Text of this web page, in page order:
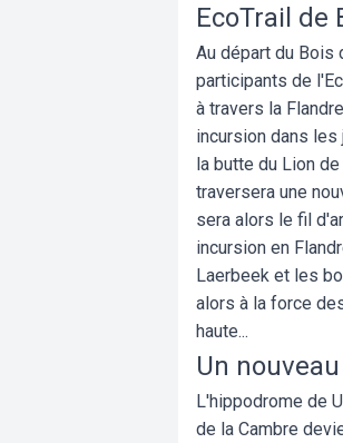
EcoTrail de
Au départ du Bois
participants de
à travers la
incursion dans les
la butte du Lion
traversera une
sera alors le fil
incursion en
Laerbeek et les
alors à la force
haute...
Un
L'hippodrome de
de la Cambre